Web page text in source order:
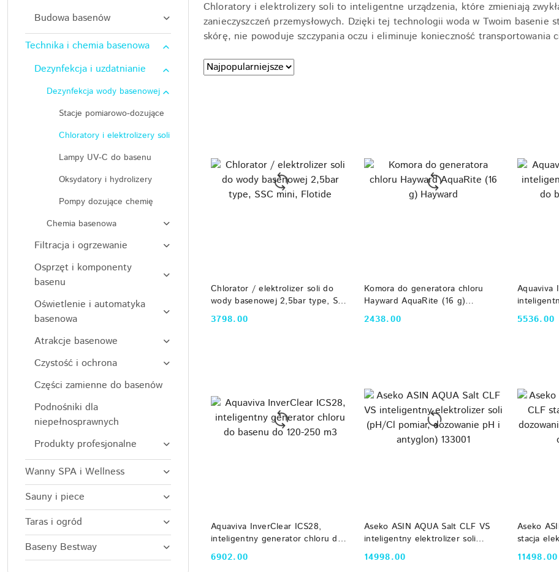
Budowa basenów
Technika i chemia basenowa
Dezynfekcja i uzdatnianie
Dezynfekcja wody basenowej
Stacje pomiarowo-dozujące
Chloratory i elektrolizery soli
Lampy UV-C do basenu
Oksydatory i hydrolizery
Pompy dozujące chemię
Chemia basenowa
Filtracja i ogrzewanie
Osprzęt i komponenty
basenu
Oświetlenie i automatyka
basenowa
Atrakcje basenowe
Czystość i ochrona
Części zamienne do basenów
Podnośniki dla
niepełnosprawnych
Produkty profesjonalne
Wanny SPA i Wellness
Sauny i piece
Taras i ogród
Baseny Bestway
Chloratory i elektrolizery soli to inteligentne urządzenia, które zmieniają
zanieczyszczeń przemysłowych. Dzięki tej technologii woda w Twoim basenie
skórę, nie powoduje szczypania oczu i eliminuje konieczność transportowania
Zastosowano
sortowanie:
Sortuj
według
Chlorator / elektrolizer soli do
wody basenowej 2,5bar type, SSC
mini, Flotide
Cena:
3798.00
DO KOSZYKA
Komora do generatora chloru
Hayward AquaRite (16 g)
Hayward
Cena:
2438.00
DO KOSZYKA
Aquaviva
basenu
Cena:
5536.00
Aquaviva InverClear ICS28,
inteligentny generator chloru do
basenu do 120-250 m3
Cena:
6902.00
DO KOSZYKA
Aseko ASIN AQUA Salt CLF VS
inteligentny elektrolizer soli
(pH/Cl pomiar, dozowanie pH i
antyglon) 133001
Cena:
14998.00
DO KOSZYKA
Aseko
stacja
pH z
134521
Cena:
11498.00